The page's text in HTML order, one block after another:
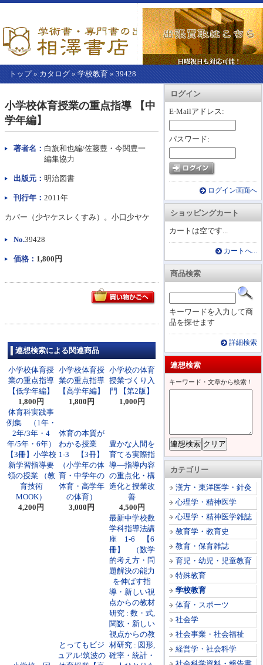
トップ» カタログ » 学校教育 » 39428
カートを見る
ログイン
E-Mailアドレス:
パスワード:
ログイン画面へ
ショッピングカート
カートは空です...
カートへ...
商品検索
キーワードを入力して商
品を探せます
詳細検索
連想検索
キーワード・文章から検索！
カテゴリー
漢方・東洋医学・針灸
心理学・精神医学
心理学・精神医学雑誌
教育学・教育史
教育・保育雑誌
育児・幼児・児童教育
特殊教育
学校教育
体育・スポーツ
社会学
社会事業・社会福祉
経営学・社会科学
こ
か
ら
本
文】
小学校体育授業の重点指導 【中
学年編】
著者名： 白旗和也編/佐藤豊・今関豊一
編集協力
出版元： 明治図書
刊行年： 2011年
カバー（少ヤケスレくすみ）。小口少ヤケ
No.39428
価格： 1,800円
連想検索による関連商品
小学校体育授
業の重点指導
【低学年編】
1,800円
小学校体育授
業の重点指導
【高学年編】
1,800円
小学校の体育
授業づくり入
門 【第2版】
1,000円
体育科実践事
例集 （1年・
2年/3年・4
年/5年・6年）
【3冊】小学校
新学習指導要
領の授業 （教
育技術
MOOK）
4,200円
体育の本質が
わかる授業
1-3 【3冊】
（小学年の体
育・中学年の
体育・高学年
の体育）
3,000円
豊かな人間を
育てる実際指
導―指導内容
の重点化・構
造化と授業改
善
4,500円
とってもビジ
ュアル!筑波の
最新中学校数
学科指導法講
座 1-6 【6
冊】 （数学
的考え方・問
題解決の能力
を伸ばす指
導・新しい視
点からの教材
研究 : 数・式,
関数・新しい
視点からの教
材研究 : 図形,
確率・統計・